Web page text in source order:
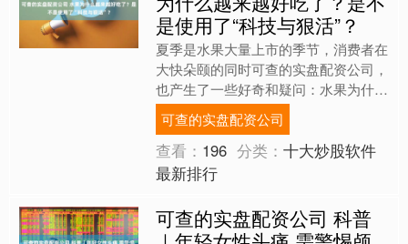
是使用了“科技与狠活”？
夏季是水果大量上市的季节，消费者在
大快朵颐的同时可查的实盘配资公司，
也产生了一些好奇和疑问：水果为什么
越来越甜了？水果是如何从枝头鲜到舌
尖的？即日起，本版推出果....
可查的实盘配资公司
查看： 196 分类：十大炒股软件
最新排行
可查的实盘配资公司 科普